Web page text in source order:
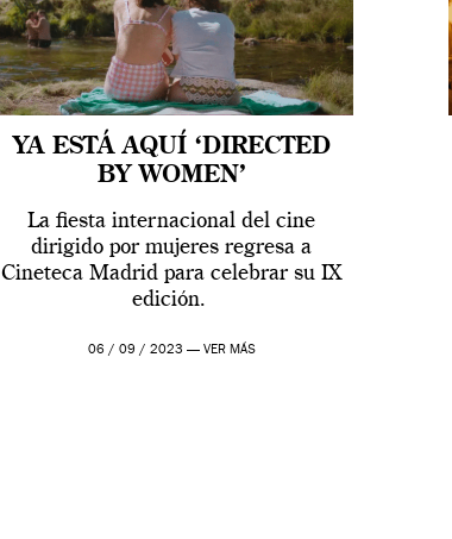
YA ESTÁ AQUÍ ‘DIRECTED
BY WOMEN’
La fiesta internacional del cine
dirigido por mujeres regresa a
Cineteca Madrid para celebrar su IX
edición.
06 / 09 / 2023 — VER MÁS